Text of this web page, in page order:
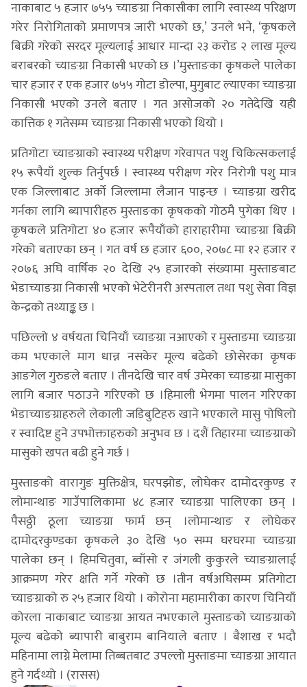
नाकाबाट ५ हजार ७५५ च्याङग्रा निकासीका लागि स्वास्थ्य परिक्षण
गरेर निरोगिताको प्रमाणपत्र जारी भएको छ,’ उनले भने, ‘कृषकले
बिक्री गरेको सरदर मूल्यलाई आधार मान्दा २३ करोड २ लाख मूल्य
बराबरको च्याङग्रा निकासी भएको छ ।’मुस्ताङका कृषकले पालेका
चार हजार र एक हजार ७५५ गोटा डोल्पा, मुगुबाट ल्याएका च्याङग्रा
निकासी भएको उनले बताए । गत असोजको २० गतेदेखि यही
कात्तिक १ गतेसम्म च्याङग्रा निकासी भएको थियो ।
प्रतिगोटा च्याङग्राको स्वास्थ्य परीक्षण गरेवापत पशु चिकित्सकलाई
१५ रूपैयाँ शुल्क तिर्नुपर्छ । स्वास्थ्य परीक्षण गरेर निरोगी पशु मात्र
एक जिल्लाबाट अर्को जिल्लामा लैजान पाइन्छ । च्याङग्रा खरीद
गर्नका लागि ब्यापारीहरु मुस्ताङका कृषकको गोठमै पुगेका थिए ।
कृषकले प्रतिगोटा ४० हजार रूपैयाँको हाराहारीमा च्याङग्रा बिक्री
गरेको बताएका छन् । गत वर्ष छ हजार ६००, २०७८ मा १२ हजार र
२०७६ अघि वार्षिक २० देखि २५ हजारको संख्यामा मुस्ताङबाट
भेडाच्याङग्रा निकासी भएको भेटेरीनरी अस्पताल तथा पशु सेवा विज्ञ
केन्द्रको तथ्याङ्क छ ।
पछिल्लो ४ वर्षयता चिनियाँ च्याङग्रा नआएको र मुस्ताङमा च्याङग्रा
कम भएकाले माग धान्न नसकेर मूल्य बढेको छोसेरका कृषक
आङगेल गुरुङले बताए । तीनदेखि चार वर्ष उमेरका च्याङग्रा मासुका
लागि बजार पठाउने गरिएको छ ।हिमाली भेगमा पालन गरिएका
भेडाच्याङग्राहरुले लेकाली जडिबुटिहरु खाने भएकाले मासु पोषिलो
र स्वादिष्ट हुने उपभोक्ताहरुको अनुभव छ । दशैं तिहारमा च्याङग्राको
मासुको खपत बढी हुने गर्छ ।
मुस्ताङको वारागुङ मुक्तिक्षेत्र, घरपझोङ, लोघेकर दामोदरकुण्ड र
लोमान्थाङ गाउँपालिकामा ४८ हजार च्याङग्रा पालिएका छन् ।
पैसठ्ठी ठूला च्याङग्रा फार्म छन् ।लोमान्थाङ र लोघेकर
दामोदरकुण्डका कृषकले ३० देखि ५० सम्म घरघरमा च्याङग्रा
पालेका छन् । हिमचितुवा, ब्वाँसो र जंगली कुकुरले च्याङग्रालाई
आक्रमण गरेर क्षति गर्ने गरेको छ ।तीन वर्षअघिसम्म प्रतिगोटा
च्याङग्राको रु २५ हजार थियो । कोरोना महामारीका कारण चिनियाँ
कोरला नाकाबाट च्याङग्रा आयत नभएकाले मुस्ताङको च्याङग्राको
मूल्य बढेको ब्यापारी बाबुराम बानियाले बताए । बैशाख र भदौ
महिनामा लाग्ने मेलामा तिब्बतबाट उपल्लो मुस्ताङमा च्याङग्रा आयात
हुने गर्दथ्यो । (रासस)